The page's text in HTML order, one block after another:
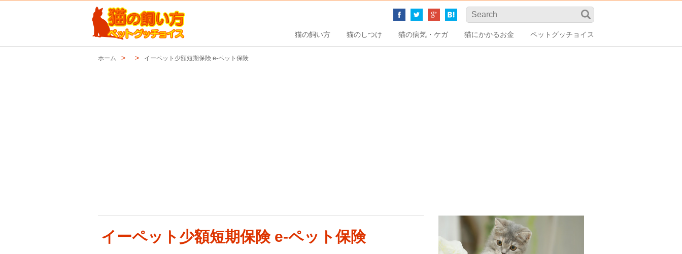
猫の飼い方 猫のしつけ 猫の病気・ケガ 猫にかかるお金 ペットグッチョイス
ホーム イーペット少額短期保険 e-ペット保険
イーペット少額短期保険 e-ペット保険